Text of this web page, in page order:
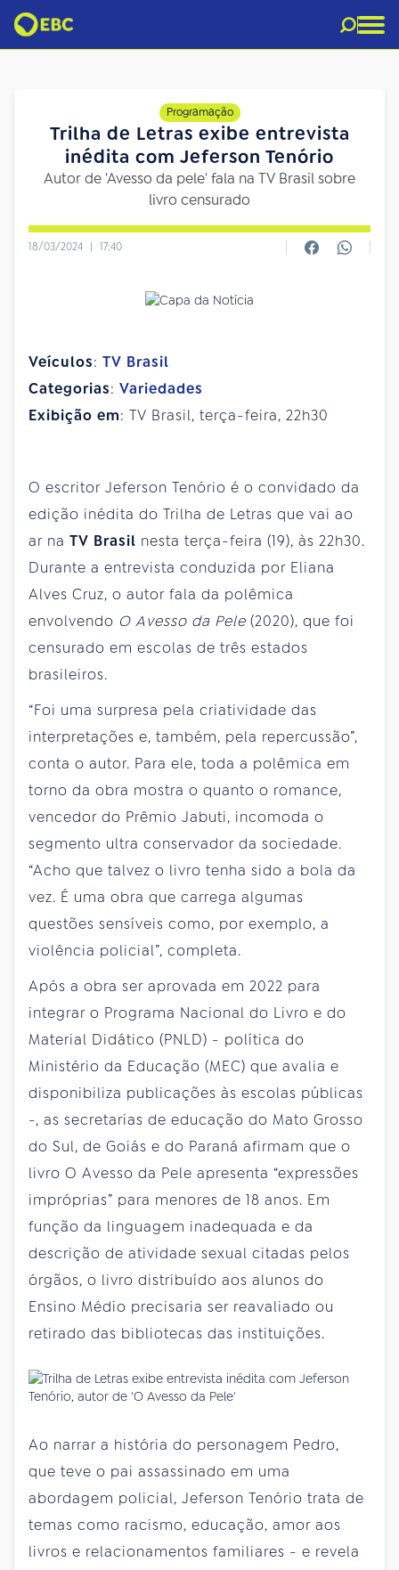
Programação
Trilha de Letras exibe entrevista
inédita com Jeferson Tenório
Autor de 'Avesso da pele' fala na TV Brasil sobre
livro censurado
18/03/2024 | 17:40
Veículos: TV Brasil
Categorias: Variedades
Exibição em: TV Brasil, terça-feira, 22h30
O escritor Jeferson Tenório é o convidado da
edição inédita do Trilha de Letras que vai ao
ar na TV Brasil nesta terça-feira (19), às 22h30.
Durante a entrevista conduzida por Eliana
Alves Cruz, o autor fala da polêmica
envolvendo O Avesso da Pele (2020), que foi
censurado em escolas de três estados
brasileiros.
“Foi uma surpresa pela criatividade das
interpretações e, também, pela repercussão”,
conta o autor. Para ele, toda a polêmica em
torno da obra mostra o quanto o romance,
vencedor do Prêmio Jabuti, incomoda o
segmento ultra conservador da sociedade.
“Acho que talvez o livro tenha sido a bola da
vez. É uma obra que carrega algumas
questões sensíveis como, por exemplo, a
violência policial”, completa.
Após a obra ser aprovada em 2022 para
integrar o Programa Nacional do Livro e do
Material Didático (PNLD) - política do
Ministério da Educação (MEC) que avalia e
disponibiliza publicações às escolas públicas
-, as secretarias de educação do Mato Grosso
do Sul, de Goiás e do Paraná afirmam que o
livro O Avesso da Pele apresenta “expressões
impróprias” para menores de 18 anos. Em
função da linguagem inadequada e da
descrição de atividade sexual citadas pelos
órgãos, o livro distribuído aos alunos do
Ensino Médio precisaria ser reavaliado ou
retirado das bibliotecas das instituições.
Ao narrar a história do personagem Pedro,
que teve o pai assassinado em uma
abordagem policial, Jeferson Tenório trata de
temas como racismo, educação, amor aos
livros e relacionamentos familiares - e revela